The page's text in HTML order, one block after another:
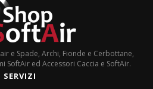
e Spade, Archi, Fionde e Cerbottane,
SoftAir ed Accessori Caccia e SoftAir.
SERVIZI